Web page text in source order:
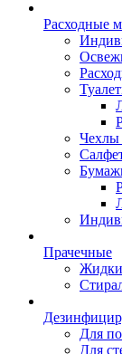
Расходные
Чехлы
Прачечные
Для
Для